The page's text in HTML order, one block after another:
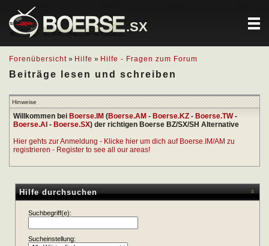
.SX
Forenübersicht » Hilfe » Hilfe - Fragen zum Forum
Beiträge lesen und schreiben
Hinweise
Willkommen bei Boerse.IM (Boerse.AM - Boerse.KZ - Boerse.TW-
Boerse.AI - Boerse.SX) der richtigen Boerse BZ/SX/SH Alternative
Hier gehts zur Anmeldung - Klicke hier um dich auf Boerse.IM/AM zu
registrieren - Register to see all our areas!
Hilfe durchsuchen
Suchbegriff(e):
Sucheinstellung: